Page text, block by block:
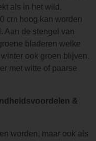
als in het wild.
cm hoog kan worden
Aan de stengel van
bladeren welke
ook groen blijven.
met witte of paarse
&
worden, maar ook als